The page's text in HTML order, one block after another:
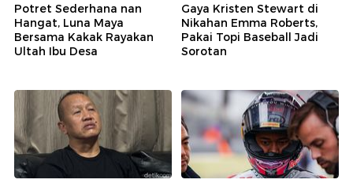
Potret Sederhana nan
Hangat, Luna Maya
Bersama Kakak Rayakan
Ultah Ibu Desa
Gaya Kristen Stewart di
Nikahan Emma Roberts,
Pakai Topi Baseball Jadi
Sorotan